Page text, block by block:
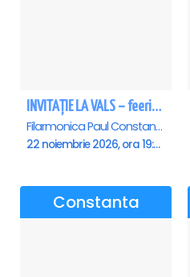
INVITAȚIE LA VALS – feerie de bal în paşi de dans - Ploiesti
Filarmonica Paul Constantinescu, Ploiesti
22 noiembrie 2026, ora 19:00
Constanta